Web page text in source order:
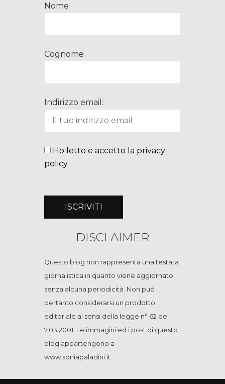
Nome
Cognome
Indirizzo email:
Ho letto e accetto la privacy
policy
DISCLAIMER
Questo blog non rappresenta una testata
giornalistica in quanto viene aggiornato
senza alcuna periodicità. Non può
pertanto considerarsi un prodotto
editoriale ai sensi della legge n° 62 del
7.03.2001. Le immagini ed i post di questo
blog appartengono a
www.soniapaladini.it